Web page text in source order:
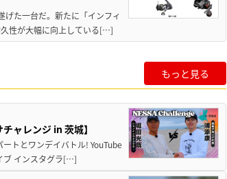
げた一台だ。新たに「インフィ
性が大幅に向上している[…]
もっと見る
ャレンジ in 茨城】
トとワンデイバトル! YouTube
ブ インスタグラ[…]